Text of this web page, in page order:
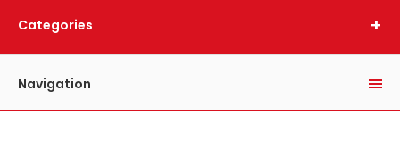
Categories
Navigation